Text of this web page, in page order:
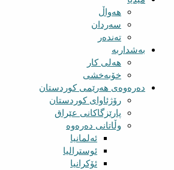
‌‌هەواڵ
سه‌ردان
تەندەر
بەشداربە
هەلی کار
خۆبەخشی
دەرەوەی هەرێمی کوردستان
رۆژئاوای کوردستان
پارێزگاکانی عێراق
وڵاتانی دەرەوە
ئەلمانیا
ئوسترالیا
ئۆکرانیا